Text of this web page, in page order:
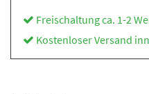
Freischaltung ca. 1-2
Kostenloser Versand